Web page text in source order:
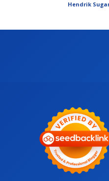
Hendrik